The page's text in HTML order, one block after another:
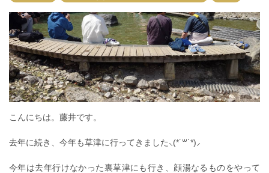
こんにちは。藤井です。
去年に続き、今年も草津に行ってきました⸜(*˙꒳˙*)⸝
今年は去年行けなかった裏草津にも行き、顔湯なるものをやって